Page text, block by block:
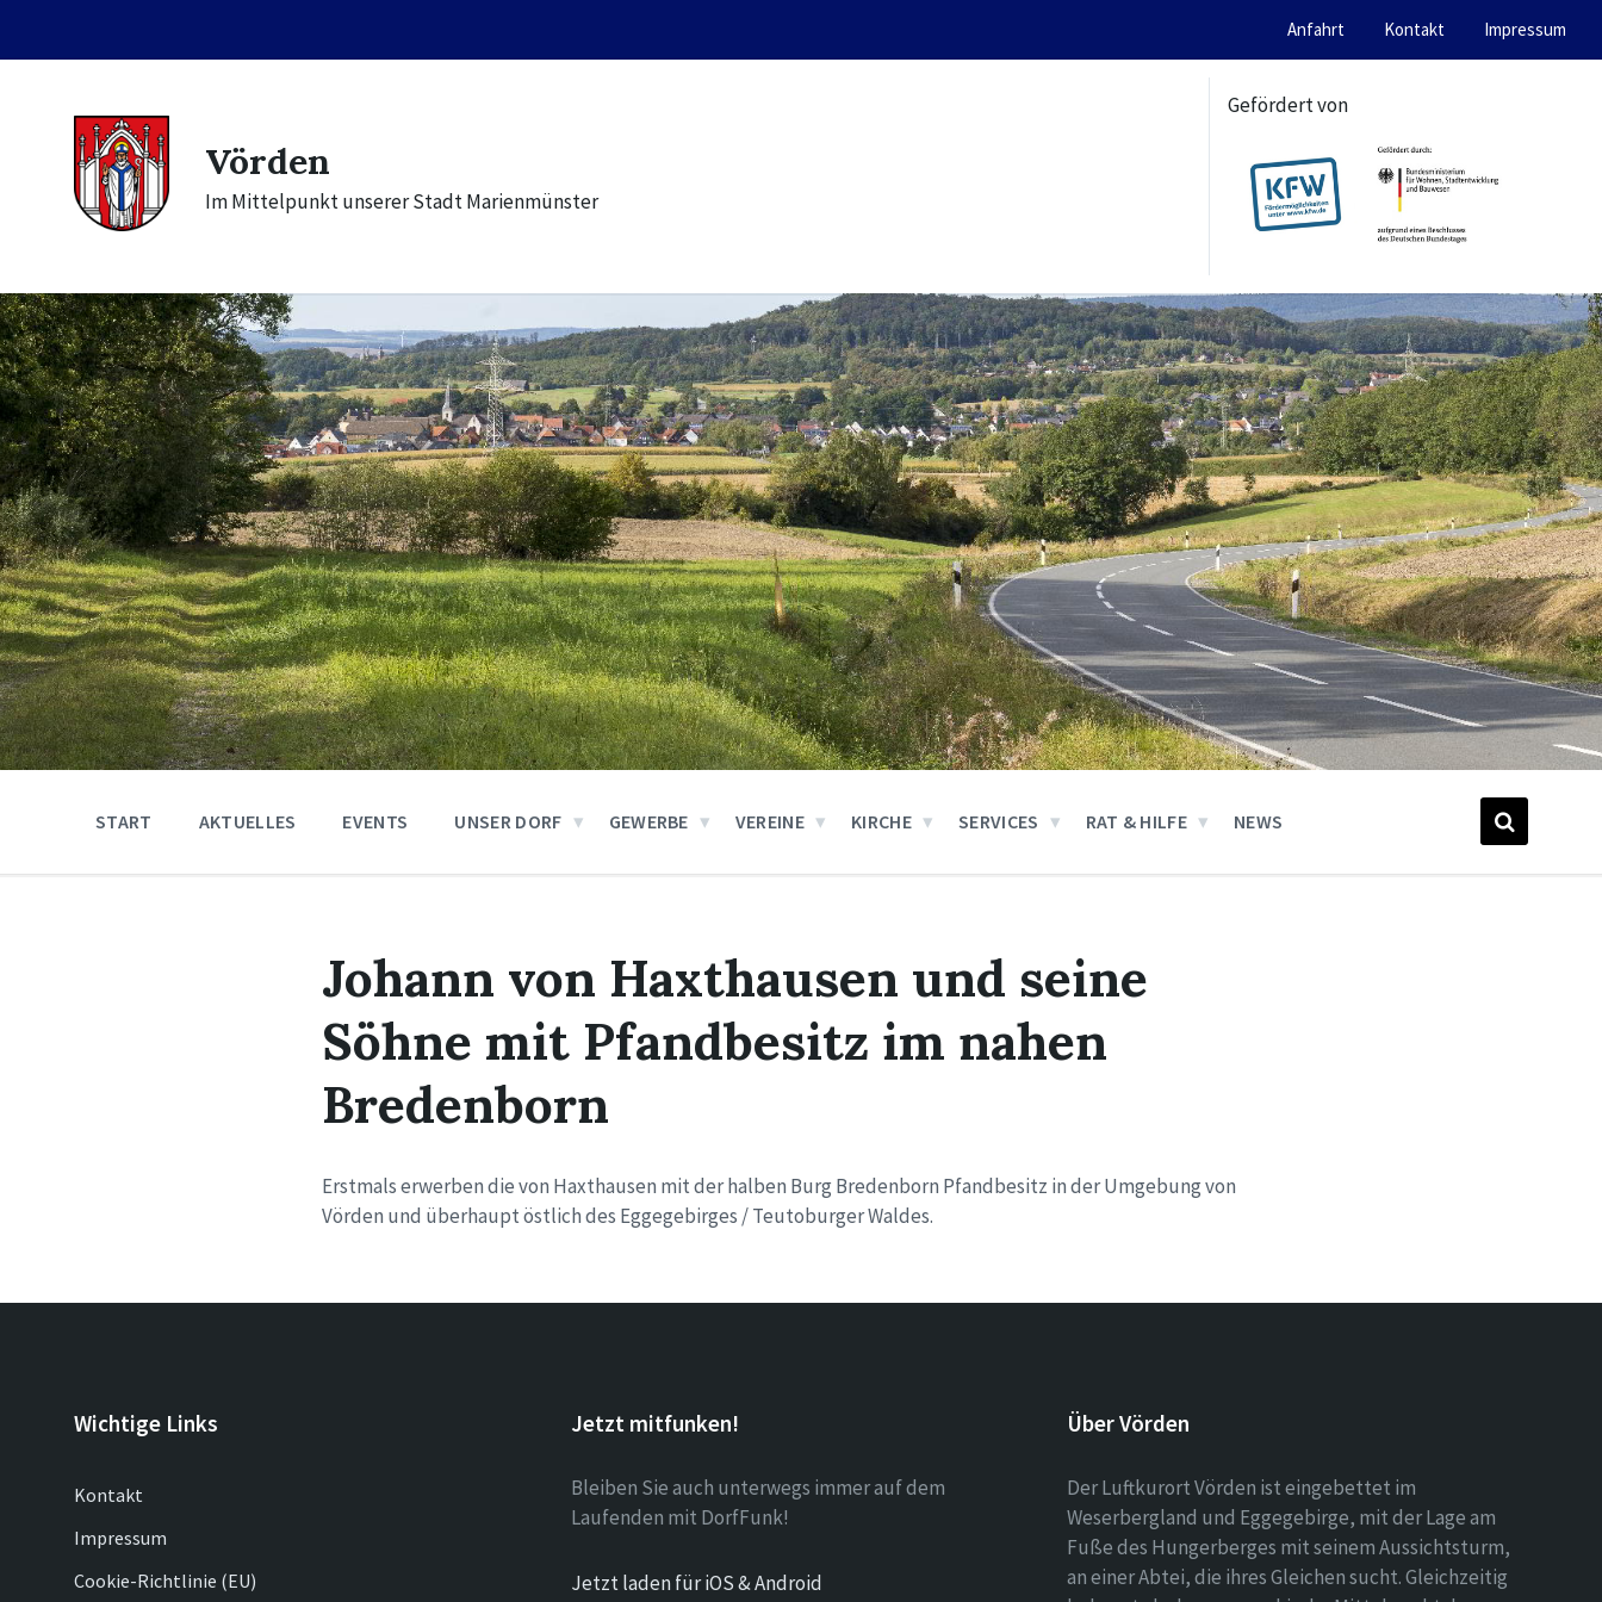
content
main
footer
Anfahrt Kontakt Impressum
Vörden
Im Mittelpunkt unserer Stadt Marienmünster
Gefördert von
START AKTUELLES EVENTS UNSER DORF GEWERBE VEREINE KIRCHE SERVICES RAT & HILFE NEWS
Johann von Haxthausen und seine
Söhne mit Pfandbesitz im nahen
Bredenborn
Erstmals erwerben die von Haxthausen mit der halben Burg Bredenborn Pfandbesitz in der Umgebung von
Vörden und überhaupt östlich des Eggegebirges / Teutoburger Waldes.
Wichtige Links
Kontakt
Impressum
Cookie-Richtlinie (EU)
Jetzt mitfunken!
Bleiben Sie auch unterwegs immer auf dem
Laufenden mit DorfFunk!
Jetzt laden für iOS & Android
Über Vörden
Der Luftkurort Vörden ist eingebettet im
Weserbergland und Eggegebirge, mit der Lage am
Fuße des Hungerberges mit seinem Aussichtsturm,
an einer Abtei, die ihres Gleichen sucht. Gleichzeitig